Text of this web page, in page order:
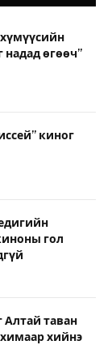
хүмүүсийн
надад өгөөч”
киног
гол
Алтай таван
хийнэ